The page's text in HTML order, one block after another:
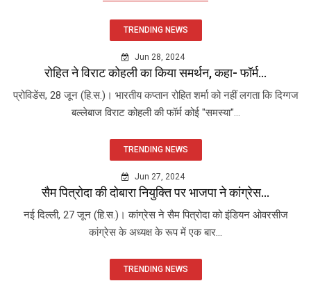
TRENDING NEWS
Jun 28, 2024
रोहित ने विराट कोहली का किया समर्थन, कहा- फॉर्म...
प्रोविडेंस, 28 जून (हि.स.)। भारतीय कप्तान रोहित शर्मा को नहीं लगता कि दिग्गज
बल्लेबाज विराट कोहली की फॉर्म कोई "समस्या"...
TRENDING NEWS
Jun 27, 2024
सैम पित्रोदा की दोबारा नियुक्ति पर भाजपा ने कांग्रेस...
नई दिल्ली, 27 जून (हि.स.)। कांग्रेस ने सैम पित्रोदा को इंडियन ओवरसीज
कांग्रेस के अध्यक्ष के रूप में एक बार...
TRENDING NEWS